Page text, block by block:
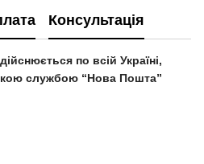
Консультація
по всій Україні,
службою “Нова Пошта”